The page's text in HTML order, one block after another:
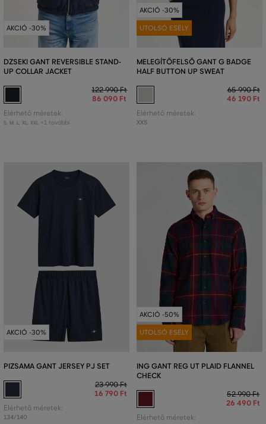
AKCIÓ -30%
DZSEKI GANT REVERSIBLE STAND-
UP COLLAR JACKET
122 990 Ft
86 090 Ft
Elérhető méretek:
S, M L XL XXL +1 további
AKCIÓ -30%
UTOLSÓ ESÉLY
MELEGÍTŐFELSŐ GANT G BADGE
HALF BUTTON UP SWEAT
65 990 Ft
46 190 Ft
Elérhető méretek:
XXS
AKCIÓ -30%
PIZSAMA GANT JERSEY PJ SET
23 990 Ft
16 790 Ft
Elérhető méretek:
134/140
AKCIÓ -50%
UTOLSÓ ESÉLY
ING GANT REG UT PLAID FLANNEL
CHECK
52 990 Ft
26 490 Ft
Elérhető méretek: